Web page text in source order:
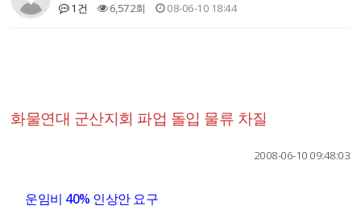
1건 6,572회 08-06-10 18:44
화물연대 군산지회 파업 돌입 물류 차질
2008-06-10 09:48:03
운임비 40% 인상안 요구